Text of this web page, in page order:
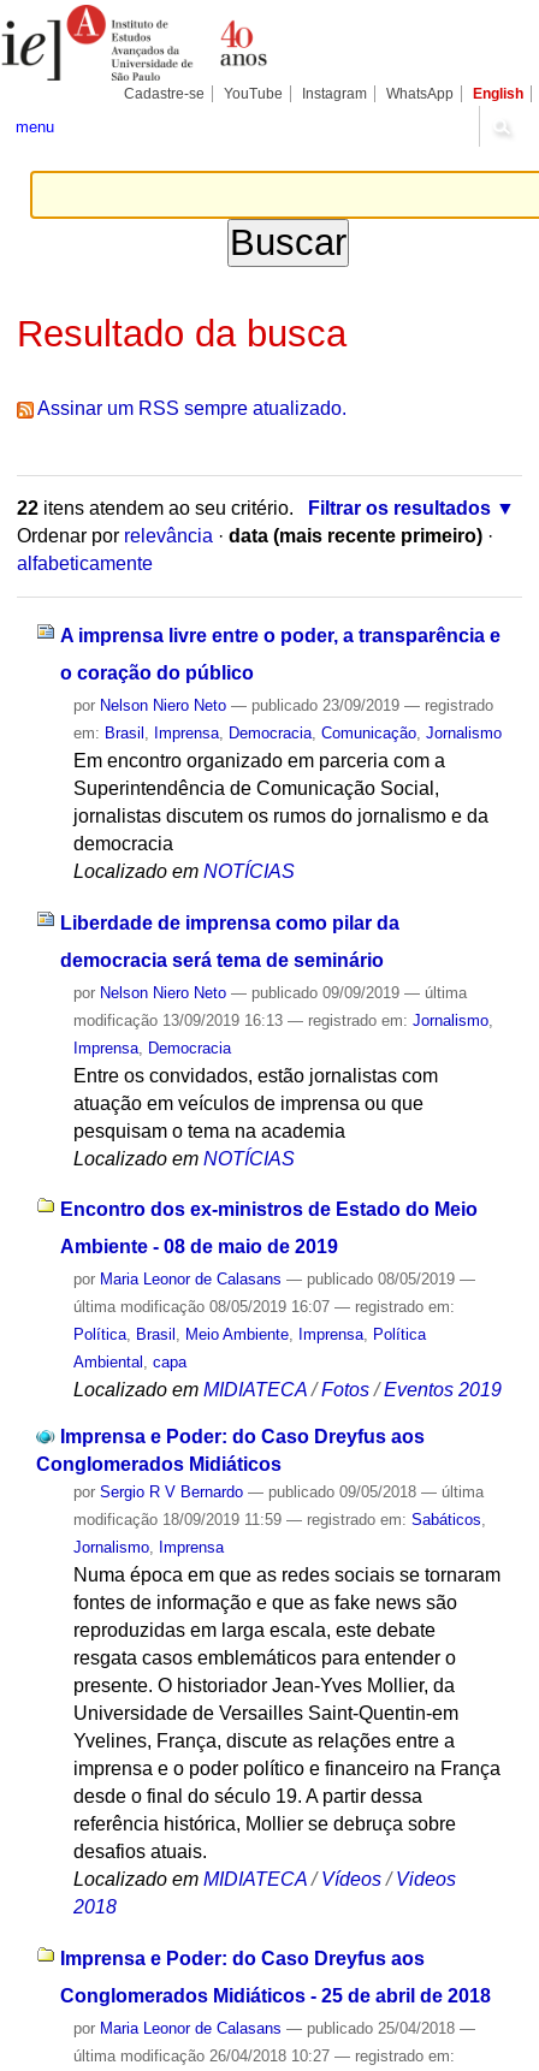
para
conteúdo.
Pessoais
Cadastre-se YouTube Instagram WhatsApp English
menu
Resultado da busca
Assinar um RSS sempre atualizado.
22itens atendem ao seu critério.
Filtrar os resultados
Ordenar por relevância · data (mais recente primeiro) ·
alfabeticamente
A imprensa livre entre o poder, a transparência e
o coração do público
por Nelson Niero Neto — publicado23/09/2019 — registrado
em: Brasil Imprensa, Democracia, Comunicação, Jornalismo
Em encontro organizado em parceria com a
Superintendência de Comunicação Social,
jornalistas discutem os rumos do jornalismo e da
democracia
Localizado em NOTÍCIAS
Liberdade de imprensa como pilar da
democracia será tema de seminário
por Nelson Niero Neto — publicado09/09/2019 — última
modificação13/09/2019 16:13 — registrado em: Jornalismo,
Imprensa, Democracia
Entre os convidados, estão jornalistas com
atuação em veículos de imprensa ou que
pesquisam o tema na academia
Localizado em NOTÍCIAS
Encontro dos ex-ministros de Estado do Meio
Ambiente - 08 de maio de 2019
por Maria Leonor de Calasans — publicado08/05/2019 —
última modificação08/05/2019 16:07 — registrado em:
Política, Brasil , Meio Ambiente, Imprensa, Política
Ambiental , capa
Localizado em MIDIATECA /Fotos /Eventos 2019
Imprensa e Poder: do Caso Dreyfus aos
Conglomerados Midiáticos
por Sergio R V Bernardo — publicado09/05/2018 — última
modificação18/09/2019 11:59 — registrado em: Sabáticos,
Jornalismo, Imprensa
Numa época em que as redes sociais se tornaram
fontes de informação e que as fake news são
reproduzidas em larga escala, este debate
resgata casos emblemáticos para entender o
presente. O historiador Jean-Yves Mollier, da
Universidade de Versailles Saint-Quentin-em
Yvelines, França, discute as relações entre a
imprensa e o poder político e financeiro na França
desde o final do século 19. A partir dessa
referência histórica, Mollier se debruça sobre
desafios atuais.
Localizado em MIDIATECA /Vídeos /Videos
2018
Imprensa e Poder: do Caso Dreyfus aos
Conglomerados Midiáticos - 25 de abril de 2018
por Maria Leonor de Calasans — publicado25/04/2018 —
última modificação26/04/2018 10:27 — registrado em: